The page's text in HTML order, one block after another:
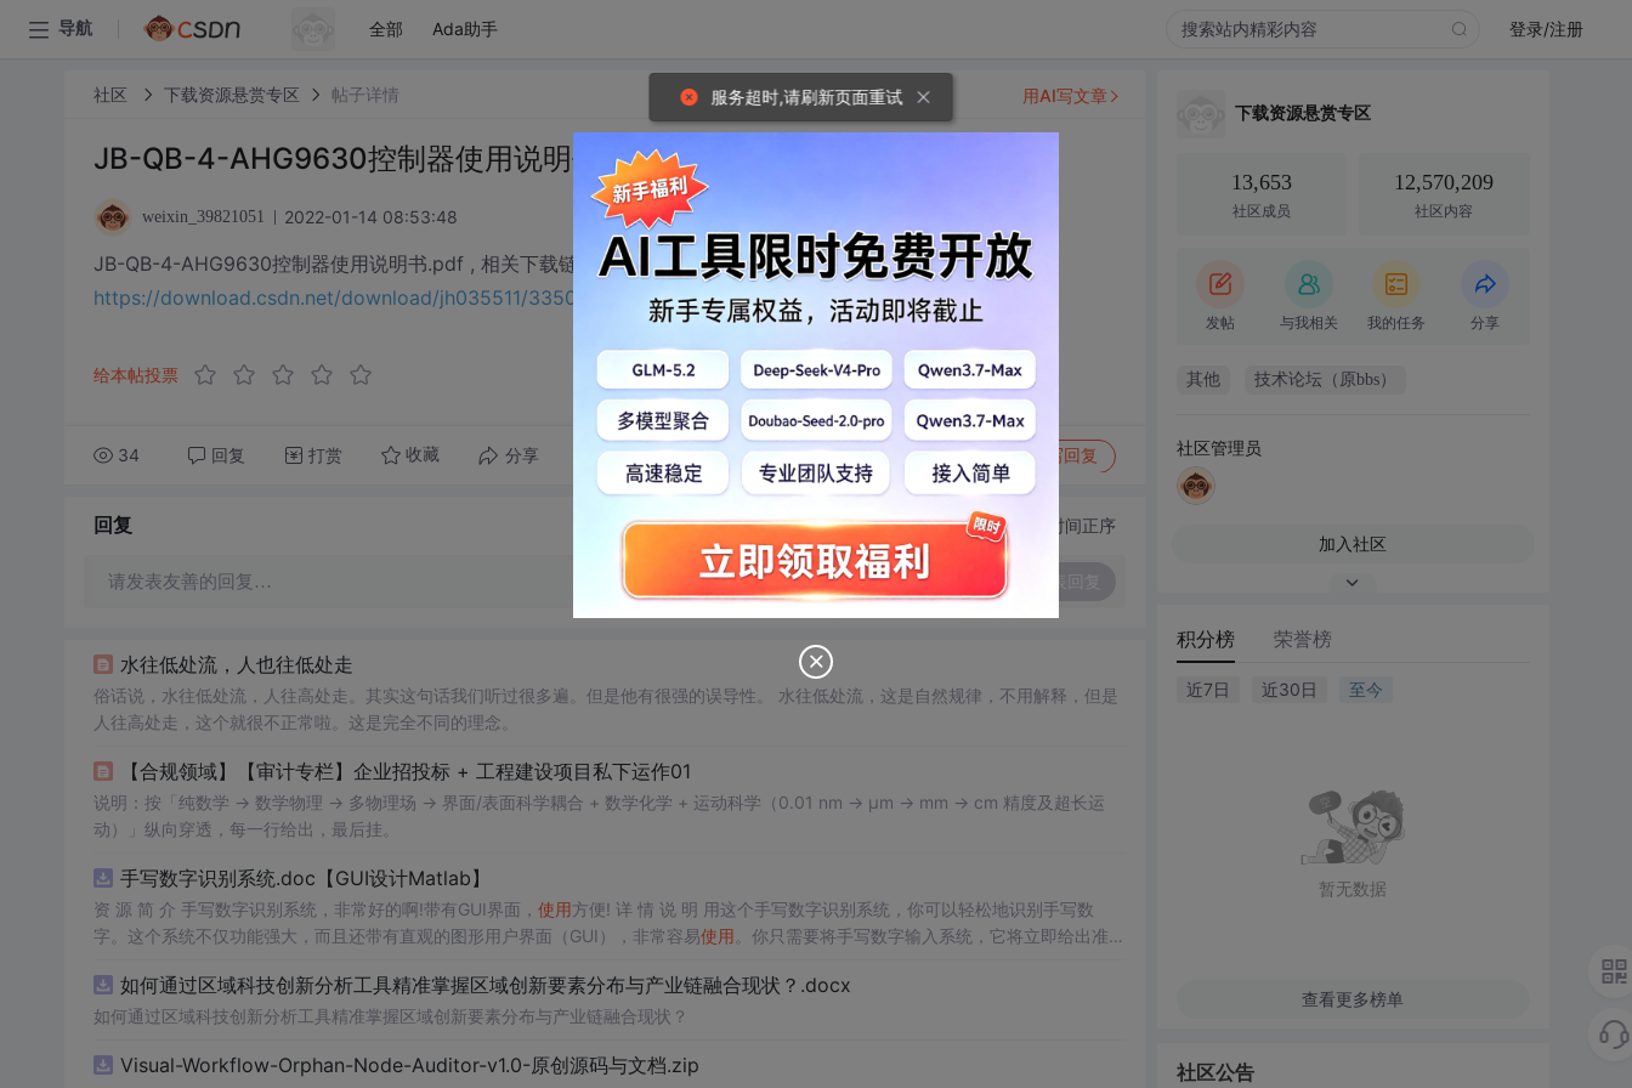
导航 全部 Ada助手 登录/注册
社区 下载资源悬赏专区 帖子详情
JB-QB-4-AHG9630控制器使用说明书.pdf下载
weixin_39821051 2022-01-14 08:53:48
JB-QB-4-AHG9630控制器使用说明书.pdf , 相关下载链接：
https://download.csdn.net/download/jh035511/33501157?utm_source=bbsseo
给本帖投票
34 回复 打赏 收藏 分享 转发到动态 举报 写回复
用AI写文章
回复 切换为时间正序
请发表友善的回复…
水往低处流，人也往低处走
俗话说，水往低处流，人往高处走。其实这句话我们听过很多遍。但是他有很强的误导性。 水往低处流，这是自然规律，不用解释，但是
人往高处走，这个就很不正常啦。这是完全不同的理念。
【合规领域】【审计专栏】企业招投标 + 工程建设项目私下运作01
说明：按「纯数学 → 数学物理 → 多物理场 → 界面/表面科学耦合 + 数学化学 + 运动科学（0.01 nm → μm → mm → cm 精度及超长运
动）」纵向穿透，每一行给出，最后挂。
手写数字识别系统.doc【GUI设计Matlab】
资 源 简 介 手写数字识别系统，非常好的啊!带有GUI界面， 使用方便! 详 情 说 明 用这个手写数字识别系统，你可以轻松地识别手写数
字。这个系统不仅功能强大，而且还带有直观的图形用户界面（GUI），非常容易使用 。你只需要将手写数字输入系统，它将立即给出准确
便和实用的工具，你一定会喜欢它的！
如何通过区域科技创新分析工具精准掌握区域创新要素分布与产业链融合现状？.docx
如何通过区域科技创新分析工具精准掌握区域创新要素分布与产业链融合现状？
Visual-Workflow-Orphan-Node-Auditor-v1.0-原创源码与文档.zip
下载资源悬赏专区
13,653
社区成员
12,570,209
社区内容
发帖 与我相关 我的任务 分享
其他 技术论坛（原bbs）
社区管理员
加入社区
积分榜 荣誉榜
近7日 近30日 至今
暂无数据
查看更多榜单
社区公告
服务超时,请刷新页面重试